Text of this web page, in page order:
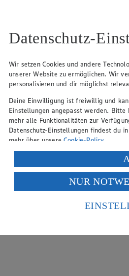
Spanien, Kl. I, 500g
Datenschutz-
Wir setzen Cookies und andere
unserer Website zu ermöglichen. Wir
personalisieren und dir möglichst
Deine Einwilligung ist freiwillig und
Einstellungen angepasst werden.
mehr alle Funktionalitäten zur
Datenschutz-Einstellungen findest du
mehr über unsereCookie-Policy.
Verarbeitung deiner
Wenn du auf „Aktivieren“ klickst,
ein, dass deine Daten in den USA
einem nach europäischen Standards
Risiko eines Zugriffs durch US-
NUR